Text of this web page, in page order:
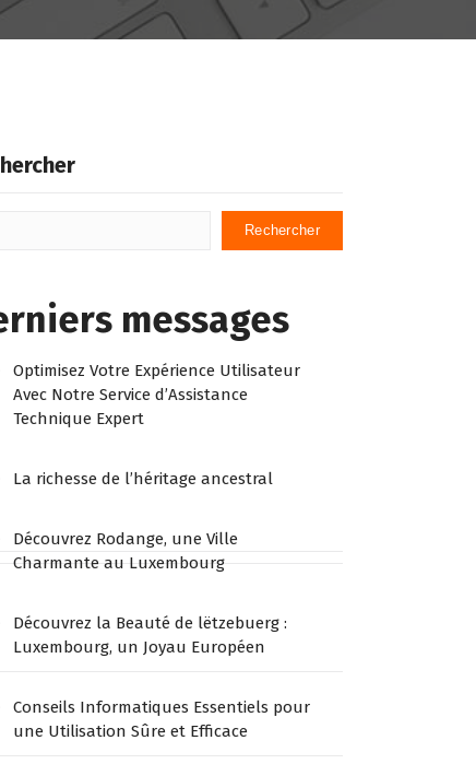
Rechercher
messages
Optimisez Votre Expérience Utilisateur
Avec Notre Service d’Assistance
Technique Expert
La richesse de l’héritage ancestral
Découvrez Rodange, une Ville
Charmante au Luxembourg
Découvrez la Beauté de lëtzebuerg :
Luxembourg, un Joyau Européen
Conseils Informatiques Essentiels pour
une Utilisation Sûre et Efficace